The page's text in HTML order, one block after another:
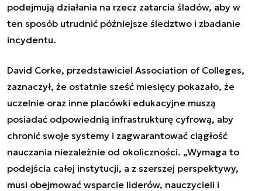
podejmują działania na rzecz zatarcia śladów, aby w
ten sposób utrudnić późniejsze śledztwo i zbadanie
incydentu.
David Corke, przedstawiciel Association of Colleges,
zaznaczył, że ostatnie sześć miesięcy pokazało, że
uczelnie oraz inne placówki edukacyjne muszą
posiadać odpowiednią infrastrukturę cyfrową, aby
chronić swoje systemy i zagwarantować ciągłość
nauczania niezależnie od okoliczności. „Wymaga to
podejścia całej instytucji, a z szerszej perspektywy,
musi obejmować wsparcie liderów, nauczycieli i